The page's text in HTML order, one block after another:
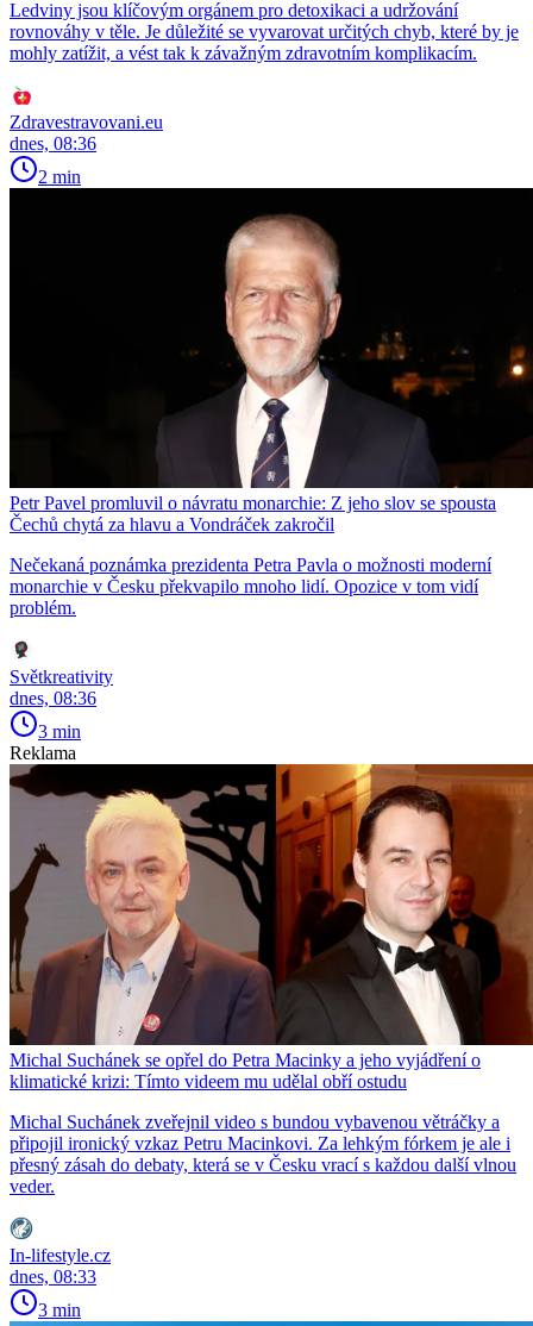
Ledviny jsou klíčovým orgánem pro detoxikaci a udržování
rovnováhy v těle. Je důležité se vyvarovat určitých chyb, které by je
mohly zatížit, a vést tak k závažným zdravotním komplikacím.
Zdravestravovani.eu
dnes, 08:36
2 min
Petr Pavel promluvil o návratu monarchie: Z jeho slov se spousta
Čechů chytá za hlavu a Vondráček zakročil
Nečekaná poznámka prezidenta Petra Pavla o možnosti moderní
monarchie v Česku překvapilo mnoho lidí. Opozice v tom vidí
problém.
Světkreativity
dnes, 08:36
3 min
Reklama
Michal Suchánek se opřel do Petra Macinky a jeho vyjádření o
klimatické krizi: Tímto videem mu udělal obří ostudu
Michal Suchánek zveřejnil video s bundou vybavenou větráčky a
připojil ironický vzkaz Petru Macinkovi. Za lehkým fórkem je ale i
přesný zásah do debaty, která se v Česku vrací s každou další vlnou
veder.
In-lifestyle.cz
dnes, 08:33
3 min